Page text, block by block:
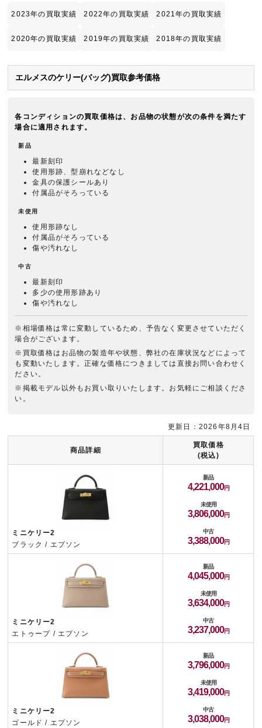
2023年の買取実績 2022年の買取実績 2021年の買取実績
2020年の買取実績 2019年の買取実績 2018年の買取実績
エルメスのケリー(バッグ)買取参考価格
各コンディションの買取価格は、お品物の状態が次の条件を満たす
場合に適用されます。
新品
最新刻印
使用形跡、型崩れなどなし
金具の保護シールあり
付属品がそろっている
未使用
使用形跡なし
付属品がそろっている
傷や汚れなし
中古
最新刻印
多少の使用形跡あり
傷や汚れなし
※相場価格は常に変動しているため、予告なく変更させていただく
場合がございます。
※買取価格はお品物の製造年や状態、弊社の在庫状況などによって
も変動いたします。正確な価格につきましては直接お問い合わせく
ださい。
※掲載モデル以外もお買い取りいたします。お気軽にご相談くださ
い。
商品詳細
買取価格
(税込)
ミニケリー2
ブラック / エプソン
新品
4,221,000
未使用
3,806,000
中古
3,388,000
ミニケリー2
エトゥープ / エプソン
新品
4,045,000
未使用
3,634,000
中古
3,237,000
ミニケリー2
ゴールド / エプソン
新品
3,796,000
未使用
3,419,000
中古
3,038,000
更新日：2026年8月4日